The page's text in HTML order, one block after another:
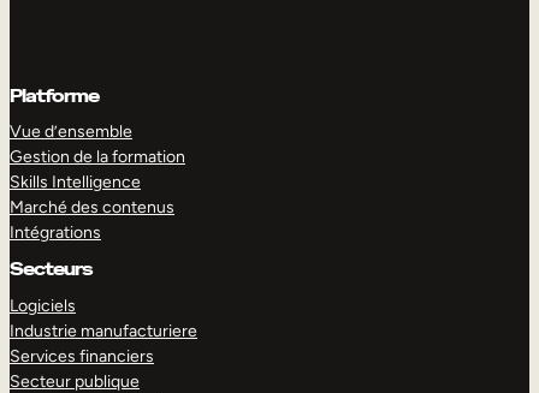
Platforme
Vue d’ensemble
Gestion de la formation
Skills Intelligence
Marché des contenus
Intégrations
Secteurs
Logiciels
Industrie manufacturiere
Services financiers
Secteur publique